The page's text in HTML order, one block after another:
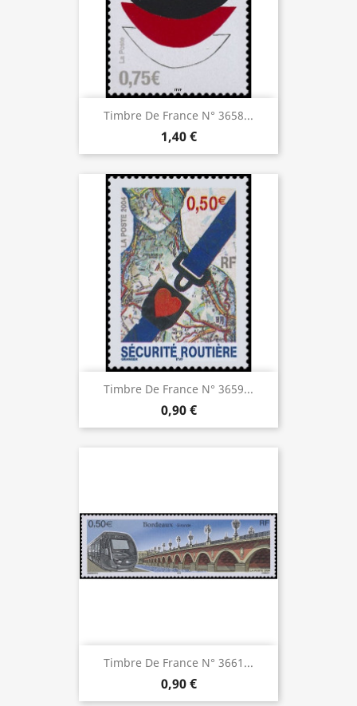
Timbre De France N° 3658...
1,40 €
Timbre De France N° 3659...
0,90 €
Timbre De France N° 3661...
0,90 €